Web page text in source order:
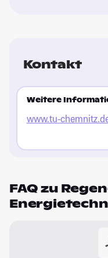
Kontakt
Weitere
www.tu-
FAQ zu